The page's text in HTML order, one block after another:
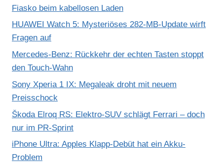
Fiasko beim kabellosen Laden
HUAWEI Watch 5: Mysteriöses 282-MB-Update wirft
Fragen auf
Mercedes-Benz: Rückkehr der echten Tasten stoppt
den Touch-Wahn
Sony Xperia 1 IX: Megaleak droht mit neuem
Preisschock
Škoda Elroq RS: Elektro-SUV schlägt Ferrari – doch
nur im PR-Sprint
iPhone Ultra: Apples Klapp-Debüt hat ein Akku-
Problem